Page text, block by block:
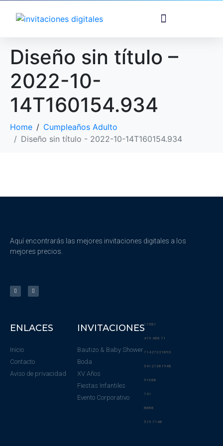
Diseño sin título –
2022-10-
14T160154.934
Home
Cumpleaños Adulto
Diseño sin título - 2022-10-14T160154.934
Aquí encontrarás las mejores invitaciones digitales a los
mejores precios.
ENLACES
Inicio
Contacto
Aviso de privacidad
INVITACIONES
Bautizo & Baby Shower
Boda
XV Años
Fiestas Infantiles
Evento Corporativo
11981
419 488 71
71427321893
54121381948
91688
741
8888
519 7148